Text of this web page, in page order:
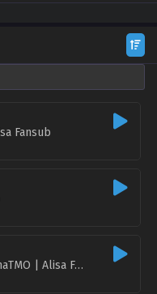
Fansub
Emperador Fantasma Capitulo 2 ZonaTMO | Alisa Fansub